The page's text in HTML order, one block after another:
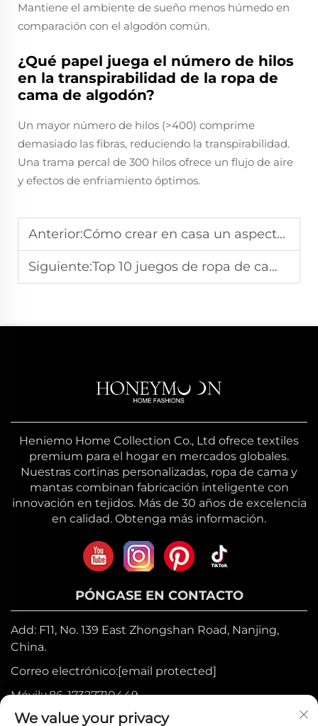
Mantiene el ambiente de sueño menos húmedo en
comparación con el algodón común.
¿Qué papel juega el número de hilos
en la transpirabilidad de la ropa de
cama de algodón?
Un mayor número de hilos (>400) comprime
demasiado las fibras, reduciendo la transpirabilidad.
Una trama percal de 300 hilos ofrece un flujo de aire
y efectos de enfriamiento óptimos.
Anterior:Cómo crear en casa un aspecto de ropa de cama de hotel de lujo
Siguiente:Top 10 juegos de ropa de cama para un dormitorio acogedor
Heniemo Home Collection Co., Ltd ofrece textiles
premium para el hogar en mercados globales.
Nuestras cortinas personalizadas, ropa de cama y
mantas combinan fabricación inteligente con
innovación en tejidos. Más de 30 años de excelencia
en calidad. Obtenga más información.
PÓNGASE EN CONTACTO
Add: F11, No. 139 East Zhongshan Road, Nanjing,
China.
Correo electrónico:[email protected]
Móvil:+86-17327710449
Tel:+86-025-84573776
We value your privacy